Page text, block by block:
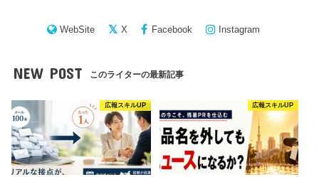
WebSite X Facebook Instagram
NEW POST このライターの最新記事
広報スキルUP 広報スキルUP